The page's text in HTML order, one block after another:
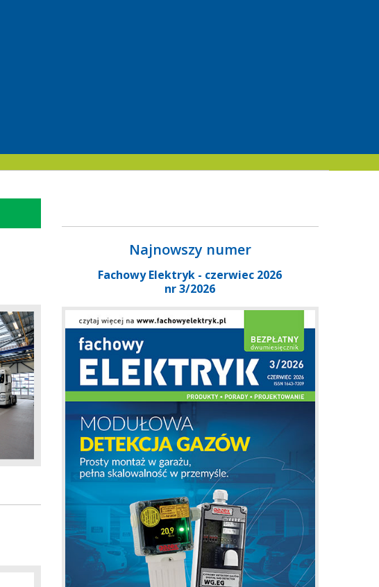
Najnowszy numer
Fachowy Elektryk - czerwiec 2026
nr 3/2026